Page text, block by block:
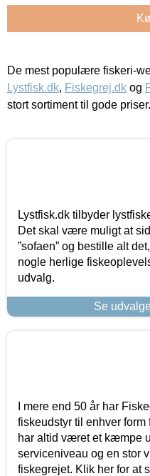
De mest populære fiskeri-
Lystfisk.dk, Fiskegrej.dk og
stort sortiment til gode priser.
Lystfisk.dk tilbyder
Det skal være muligt at
”sofaen” og bestille alt
nogle herlige
udvalg.
Se
I mere end 50 år har
fiskeudstyr til enhver
har altid været et kæmpe
serviceniveau og en stor
fiskegrejet. Klik her for at